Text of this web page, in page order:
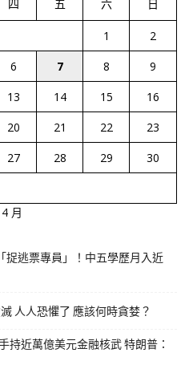
四 五 六 日
1
2
6 7 8
9
13 14 15
16
20 21 22
23
27 28 29
30
月
捉逃票專員」！中五學歷月入近
人人恐懼了 應該何時貪婪？
持近萬億美元金融核武 特朗普：